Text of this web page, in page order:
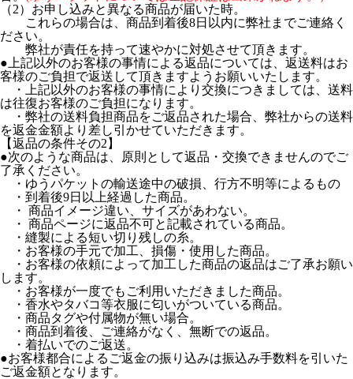
（2）お申し込みと異なる商品が届いた時。
これらの場合は、商品到着後8日以内に弊社までご連絡く
ださい。
弊社が責任を持って速やかに対処させて頂きます。
●上記以外のお客様の事情による返品については、返送料はお
客様のご負担で返送して頂きますようお願いいたします。
・上記以外のお客様の事情により交換につきましては、送料
は往復お客様のご負担になります。
・弊社の送料負担商品をご返品された場合、弊社からの送料
を返金金額より差し引かせていただきます。
【返品の条件その2】
●次のような商品は、原則として返品・交換できませんのでご
了承ください。
・ゆうパケットの輸送途中の破損、行方不明等によるもの
・到着後9日以上経過した商品。
・ 商品イメージ違い、サイズがあわない。
・ 商品ページに返品不可と記載されている商品。
・縫製による短い切り残しの糸。
・お客様の手元で加工、損傷・使用した商品。
・お客様の依頼によって加工した商品の返品はご了承お願い
します。
・お客様が一度でもご利用いただきました商品。
・香水やタバコ等衣服に匂いがついている商品。
・商品タグや付属物が無い場合。
・商品到着後、ご連絡がなく、無断での返品。
・着払いでのご返送。
●お客様都合によるご返金の振り込みは振込み手数料を引いた
ご返金額となります。